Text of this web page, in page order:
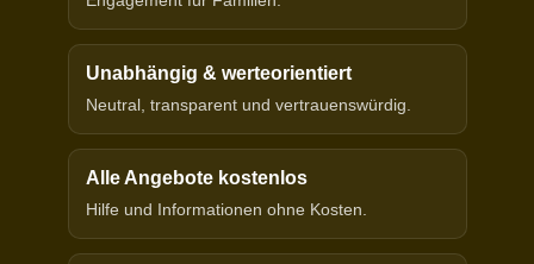
Unabhängig & werteorientiert
Neutral, transparent und vertrauenswürdig.
Alle Angebote kostenlos
Hilfe und Informationen ohne Kosten.